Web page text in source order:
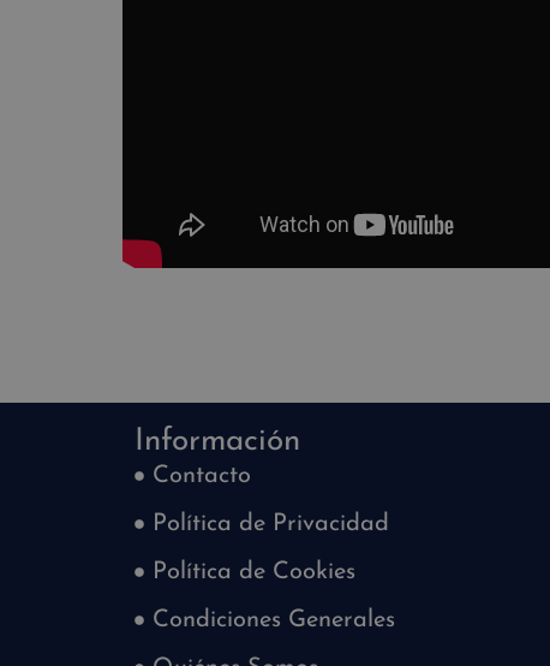
Información
Contacto
Política de Privacidad
Política de Cookies
Condiciones Generales